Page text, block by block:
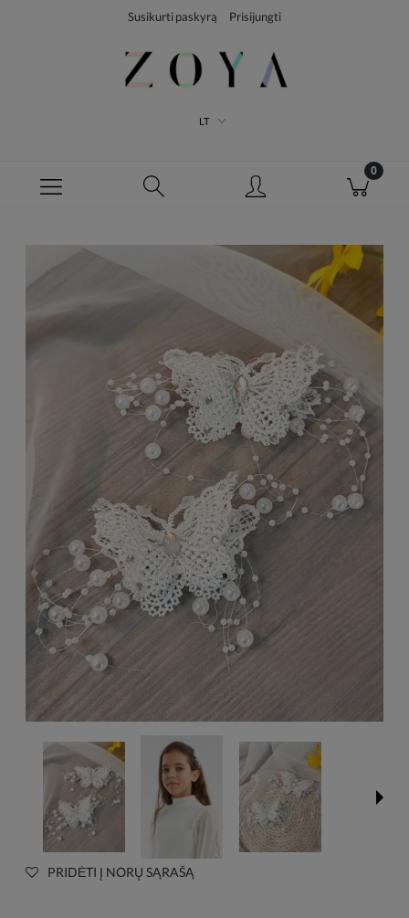
Susikurti paskyrą Prisijungti
LT
PRIDĖTI Į NORŲ SĄRAŠĄ